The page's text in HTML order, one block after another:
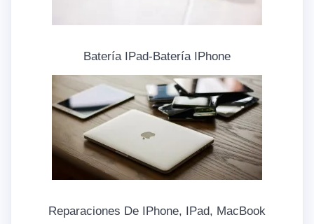
Batería IPad-Batería IPhone
Reparaciones De IPhone, IPad, MacBook